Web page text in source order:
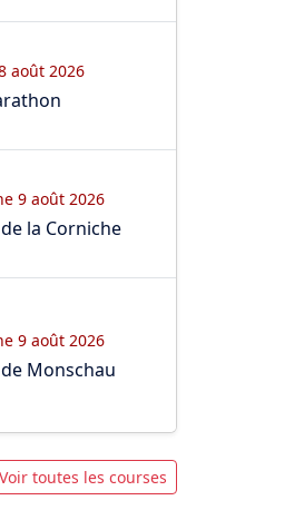
août 2026
9 août 2026
la Corniche
9 août 2026
Monschau
Voir toutes les courses